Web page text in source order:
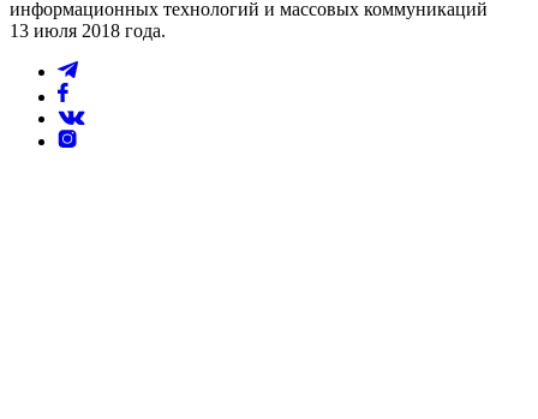
информационных технологий и массовых коммуникаций
13 июля 2018 года.